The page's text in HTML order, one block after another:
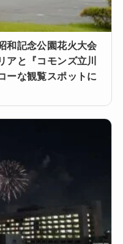
和記念公園花火大会
アと『コモンズ立川
ーな観覧スポットに